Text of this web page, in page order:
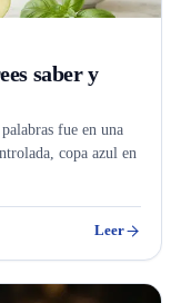
saber y
fue en una
copa azul en
Leer